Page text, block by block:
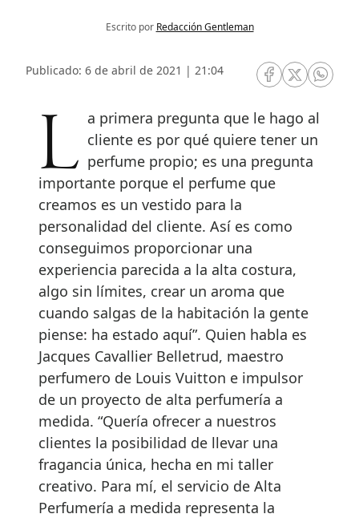
Escrito por Redacción Gentleman
Publicado: 6 de abril de 2021 | 21:04
RRSS Facebook
RRSSRRSS
La primera pregunta que le hago al cliente es por qué quiere tener un
perfume propio; es una pregunta
importante porque el perfume que
creamos es un vestido para la
personalidad del cliente. Así es como
conseguimos proporcionar una
experiencia parecida a la alta costura,
algo sin límites, crear un aroma que
cuando salgas de la habitación la gente
piense: ha estado aquí”. Quien habla es
Jacques Cavallier Belletrud, maestro
perfumero de Louis Vuitton e impulsor
de un proyecto de alta perfumería a
medida. “Quería ofrecer a nuestros
clientes la posibilidad de llevar una
fragancia única, hecha en mi taller
creativo. Para mí, el servicio de Alta
Perfumería a medida representa la